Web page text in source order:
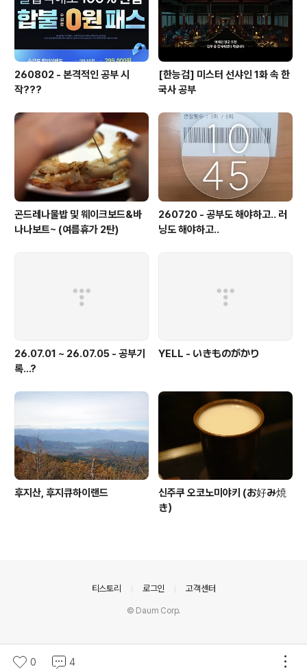
겨두고 고래가 하늘로 올라가네 고래가 하늘로 올라가네
고래가 하늘로 올라가네 오징어 꼴뚜기 함께 가요 안녕 고
래..
260802 - 본격적인 공부 시
작???
[한능검] 미스터 선샤인 1화 속 한
국사 공부
곤드레나물밥 및 웨이크보드&바
나나보트~ (여름휴가 2탄)
260720 - 공부도 해야하고.. 러
닝도 해야하고..
26.07.01 ~ 26.07.05 - 공부기
록...?
YELL - いきものがかり
후지산, 후지큐하이랜드
신주쿠 오코노미야키 (お好み焼
き）
0 4
티스토리 로그인 고객센터
© Daum Corp.